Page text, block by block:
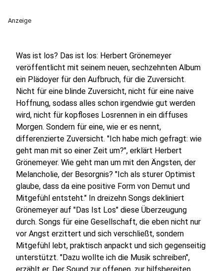
Anzeige
Was ist los? Das ist los: Herbert Grönemeyer
veröffentlicht mit seinem neuen, sechzehnten Album
ein Plädoyer für den Aufbruch, für die Zuversicht.
Nicht für eine blinde Zuversicht, nicht für eine naive
Hoffnung, sodass alles schon irgendwie gut werden
wird, nicht für kopfloses Losrennen in ein diffuses
Morgen. Sondern für eine, wie er es nennt,
differenzierte Zuversicht. "Ich habe mich gefragt: wie
geht man mit so einer Zeit um?", erklärt Herbert
Grönemeyer. Wie geht man um mit den Ängsten, der
Melancholie, der Besorgnis? "Ich als sturer Optimist
glaube, dass da eine positive Form von Demut und
Mitgefühl entsteht." In dreizehn Songs dekliniert
Grönemeyer auf "Das Ist Los" diese Überzeugung
durch. Songs für eine Gesellschaft, die eben nicht nur
vor Angst erzittert und sich verschließt, sondern
Mitgefühl lebt, praktisch anpackt und sich gegenseitig
unterstützt. "Dazu wollte ich die Musik schreiben",